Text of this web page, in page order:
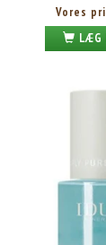
11ML.
IDUN
Vores
LÆG